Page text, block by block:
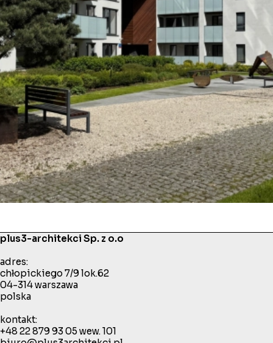
plus3-architekci Sp. z o.o
adres:
chłopickiego 7/9 lok.62
04-314 warszawa
polska
kontakt:
+48 22 879 93 05wew. 101